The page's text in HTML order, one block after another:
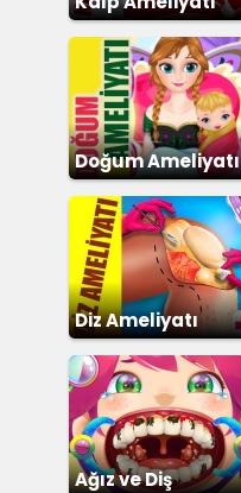
Doğum Ameliyatı
Diz Ameliyatı
Ağız ve Diş